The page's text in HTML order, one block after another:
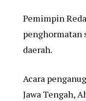
Pemimpin
penghormatan
daerah.
Acara
Jawa Tengah,